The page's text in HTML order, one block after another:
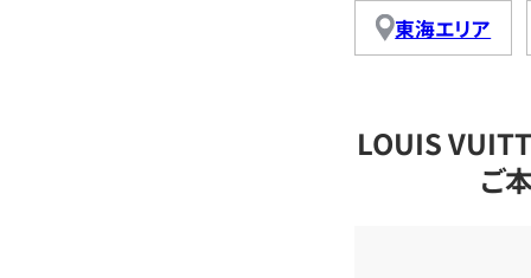
東海エリア
LOUIS
ご